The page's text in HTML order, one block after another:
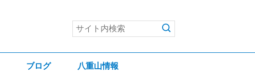
ブログ 八重山情報